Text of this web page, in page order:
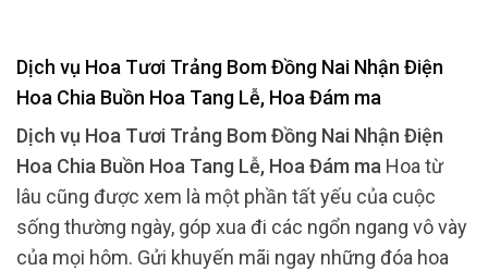
Dịch vụ Hoa Tươi Trảng Bom Đồng Nai Nhận Điện
Hoa Chia Buồn Hoa Tang Lễ, Hoa Đám ma
Dịch vụ Hoa Tươi Trảng Bom Đồng Nai Nhận Điện
Hoa Chia Buồn Hoa Tang Lễ, Hoa Đám ma Hoa từ
lâu cũng được xem là một phần tất yếu của cuộc
sống thường ngày, góp xua đi các ngổn ngang vô vày
của mọi hôm. Gửi khuyến mãi ngay những đóa hoa